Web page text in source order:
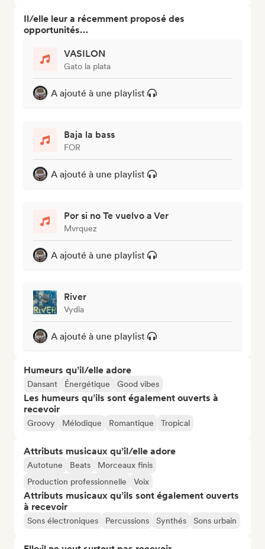
Il/elle leur a récemment proposé des
opportunités…
VASILON
Gato la plata
A ajouté à une playlist
Baja la bass
FOR
A ajouté à une playlist
Por si no Te vuelvo a Ver
Mvrquez
A ajouté à une playlist
River
Vydia
A ajouté à une playlist
Humeurs qu’il/elle adore
Dansant Énergétique Good vibes
Les humeurs qu’ils sont également ouverts à
recevoir
Groovy Mélodique Romantique Tropical
Attributs musicaux qu’il/elle adore
Autotune Beats
Morceaux finis
Production professionnelle
Voix
Attributs musicaux qu’ils sont également ouverts
à recevoir
Sons électroniques Percussions Synthés Sons urbain